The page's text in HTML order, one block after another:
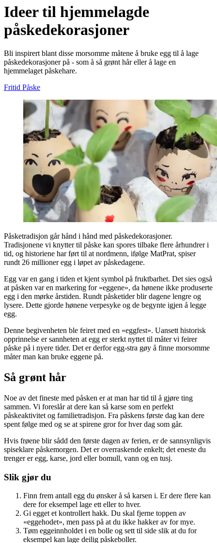
Ideer til hjemmelagde
påskedekorasjoner
Bli inspirert blant disse morsomme måtene å bruke egg til å lage
påskedekorasjoner på - som å så grønt hår eller å lage en
hjemmelaget påskehare.
Fritid Påske
Påsketradisjon går hånd i hånd med påskedekorasjoner.
Tradisjonene vi knytter til påske kan spores tilbake flere århundrer i
tid, og historiene har ført til at nordmenn, ifølge MatPrat, spiser
rundt 26 millioner egg i løpet av påskedagene.
Egg var en gang i tiden et kjent symbol på fruktbarhet. Det sies også
at påsken var en markering for «eggene», da hønene ikke produserte
egg i den mørke årstiden. Rundt påsketider blir dagene lengre og
lysere. Dette gjorde hønene verpesyke og de begynte igjen å legge
egg.
Denne begivenheten ble feiret med en «eggfest». Uansett historisk
opprinnelse er sannheten at egg er sterkt nyttet til måter vi feirer
påske på i nyere tider. Det er derfor egg-stra gøy å finne morsomme
måter man kan bruke eggene på.
Så grønt hår
Noe av det fineste med påsken er at man har tid til å gjøre ting
sammen. Vi foreslår at dere kan så karse som en perfekt
påskeaktivitet og familietradisjon. Fra påskens første dag kan dere
spent følge med og se at spirene gror for hver dag som går.
Hvis frøene blir sådd den første dagen av ferien, er de sannsynligvis
spiseklare påskemorgen. Det er overraskende enkelt; det eneste du
trenger er egg, karse, jord eller bomull, vann og en tusj.
Slik gjør du
Finn frem antall egg du ønsker å så karsen i. Er dere flere kan
dere for eksempel lage ett eller to hver.
Gi egget et kontrollert hakk. Du skal fjerne toppen av
«eggehodet», men pass på at du ikke hakker av for mye.
Tøm eggeinnholdet i en bolle og sett til side slik at du for
eksempel kan lage deilig påskeboller.